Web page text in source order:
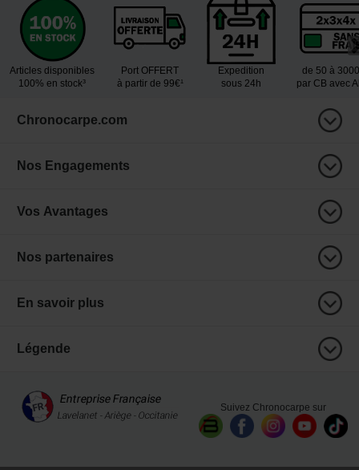
Articles disponibles
100% en stock³
Port OFFERT
à partir de 99€¹
Expedition
sous 24h
de 50 à
par CB avec
Chronocarpe.com
Nos Engagements
Vos Avantages
Nos partenaires
En savoir plus
Légende
Suivez Chronocarpe sur